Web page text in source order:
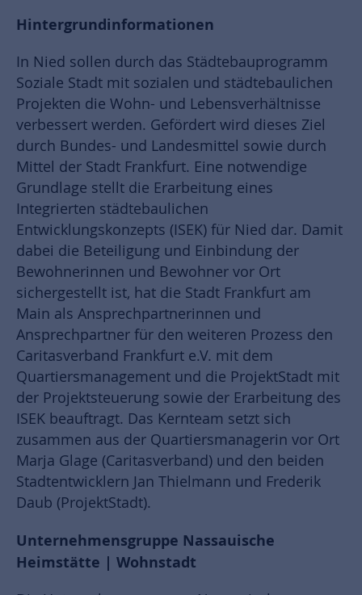
Hintergrundinformationen
In Nied sollen durch das Städtebauprogramm
Soziale Stadt mit sozialen und städtebaulichen
Projekten die Wohn- und Lebensverhältnisse
verbessert werden. Gefördert wird dieses Ziel
durch Bundes- und Landesmittel sowie durch
Mittel der Stadt Frankfurt. Eine notwendige
Grundlage stellt die Erarbeitung eines
Integrierten städtebaulichen
Entwicklungskonzepts (ISEK) für Nied dar. Damit
dabei die Beteiligung und Einbindung der
Bewohnerinnen und Bewohner vor Ort
sichergestellt ist, hat die Stadt Frankfurt am
Main als Ansprechpartnerinnen und
Ansprechpartner für den weiteren Prozess den
Caritasverband Frankfurt e.V. mit dem
Quartiersmanagement und die ProjektStadt mit
der Projektsteuerung sowie der Erarbeitung des
ISEK beauftragt. Das Kernteam setzt sich
zusammen aus der Quartiersmanagerin vor Ort
Marja Glage (Caritasverband) und den beiden
Stadtentwicklern Jan Thielmann und Frederik
Daub (ProjektStadt).
Unternehmensgruppe Nassauische
Heimstätte | Wohnstadt